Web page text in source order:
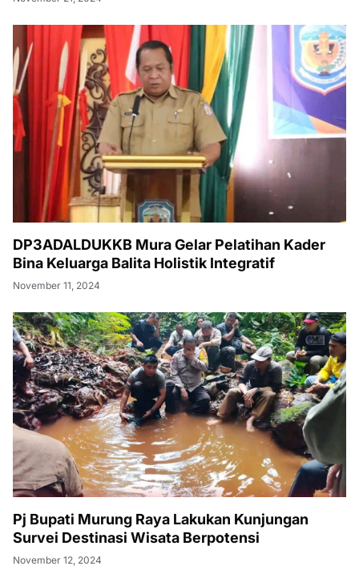
DP3ADALDUKKB Mura Gelar Pelatihan Kader
Bina Keluarga Balita Holistik Integratif
November 11, 2024
Pj Bupati Murung Raya Lakukan Kunjungan
Survei Destinasi Wisata Berpotensi
November 12, 2024